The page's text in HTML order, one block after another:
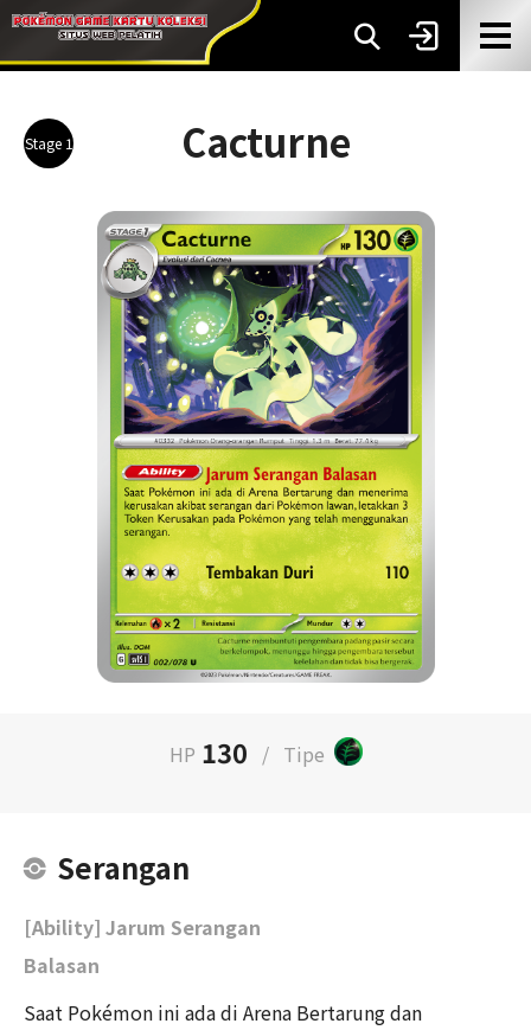
Stage 1 Cacturne
HP 130 / Tipe
Serangan
[Ability] Jarum Serangan
Balasan
Saat Pokémon ini ada di Arena Bertarung dan